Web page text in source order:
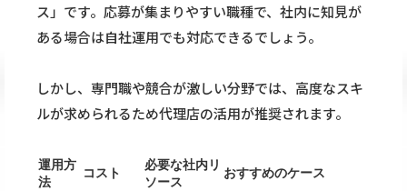
ス」です。応募が集まりやすい職種で、社内に知見が
ある場合は自社運用でも対応できるでしょう。
しかし、専門職や競合が激しい分野では、高度なスキ
ルが求められるため代理店の活用が推奨されます。
運用方
法
コスト
必要な社内リ
ソース
おすすめのケース